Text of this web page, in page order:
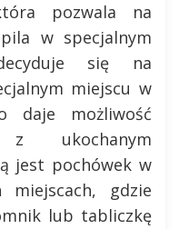
pozwala na
w specjalnym
się na
miejscu w
daje możliwość
ukochanym
jest pochówek w
miejscach, gdzie
lub tabliczkę